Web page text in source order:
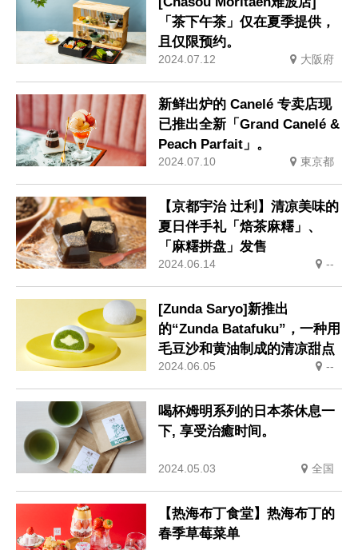
「茶下午茶」仅在夏季提供，
且仅限预约。
2024.07.12 大阪府
新鲜出炉的 Canelé 专卖店现
已推出全新「Grand Canelé &
Peach Parfait」。
2024.07.10 東京都
【京都宇治 辻利】清凉美味的
夏日伴手礼「焙茶麻糬」、
「麻糬拼盘」发售
2024.06.14 --
[Zunda Saryo]新推出
的“Zunda Batafuku”，一种用
毛豆沙和黄油制成的清凉甜点
2024.06.05 --
喝杯姆明系列的日本茶休息一
下, 享受治癒时间。
2024.05.03 全国
【热海布丁食堂】热海布丁的
春季草莓菜单